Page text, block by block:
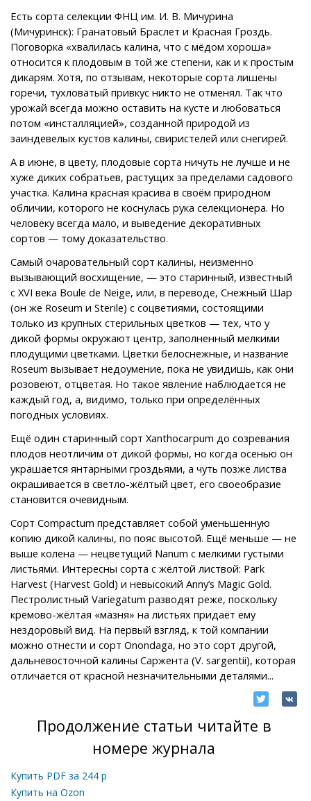
Есть сорта селекции ФНЦ им. И. В. Мичурина
(Мичуринск): Гранатовый Браслет и Красная Гроздь.
Поговорка «хвалилась калина, что с мёдом хороша»
относится к плодовым в той же степени, как и к простым
дикарям. Хотя, по отзывам, некоторые сорта лишены
горечи, тухловатый привкус никто не отменял. Так что
урожай всегда можно оставить на кусте и любоваться
потом «инсталляцией», созданной природой из
заиндевелых кустов калины, свиристелей или снегирей.
А в июне, в цвету, плодовые сорта ничуть не лучше и не
хуже диких собратьев, растущих за пределами садового
участка. Калина красная красива в своём природном
обличии, которого не коснулась рука селекционера. Но
человеку всегда мало, и выведение декоративных
сортов — тому доказательство.
Самый очаровательный сорт калины, неизменно
вызывающий восхищение, — это старинный, известный
с XVI века Boule de Neige, или, в переводе, Снежный Шар
(он же Roseum и Sterile) с соцветиями, состоящими
только из крупных стерильных цветков — тех, что у
дикой формы окружают центр, заполненный мелкими
плодущими цветками. Цветки белоснежные, и название
Roseum вызывает недоумение, пока не увидишь, как они
розовеют, отцветая. Но такое явление наблюдается не
каждый год, а, видимо, только при определённых
погодных условиях.
Ещё один старинный сорт Xanthocarpum до созревания
плодов неотличим от дикой формы, но когда осенью он
украшается янтарными гроздьями, а чуть позже листва
окрашивается в светло-жёлтый цвет, его своеобразие
становится очевидным.
Сорт Compactum представляет собой уменьшенную
копию дикой калины, по пояс высотой. Ещё меньше — не
выше колена — нецветущий Nanum с мелкими густыми
листьями. Интересны сорта с жёлтой листвой: Park
Harvest (Harvest Gold) и невысокий Anny’s Magic Gold.
Пестролистный Variegatum разводят реже, поскольку
кремово-жёлтая «мазня» на листьях придаёт ему
нездоровый вид. На первый взгляд, к той компании
можно отнести и сорт Onondaga, но это сорт другой,
дальневосточной калины Саржента (V. sargentii), которая
отличается от красной незначительными деталями...
Продолжение статьи читайте в
номере журнала
Купить PDF за 244 р
Купить на Ozon